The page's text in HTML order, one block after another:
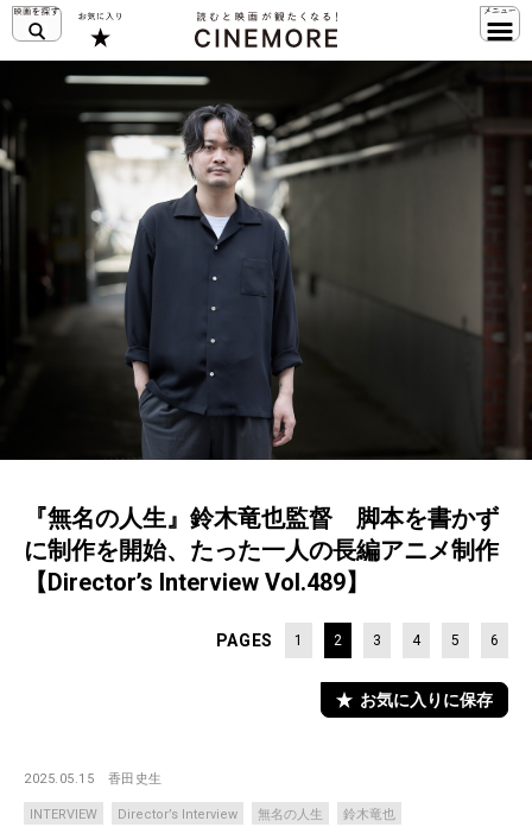
『無名の人生』鈴木竜也監督 脚本を書かず
に制作を開始、たった一人の長編アニメ制作
【Director’s Interview Vol.489】
PAGES 1 2 3 4 5 6
お気に入りに保存
2025.05.15 香田史生
INTERVIEW Director’s Interview 無名の人生 鈴木竜也